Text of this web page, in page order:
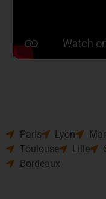
Paris Lyon
Toulouse
Lille
Bordeaux